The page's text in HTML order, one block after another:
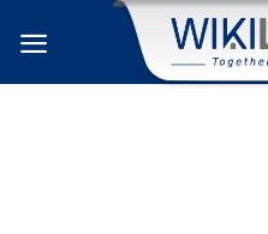
qua
nội